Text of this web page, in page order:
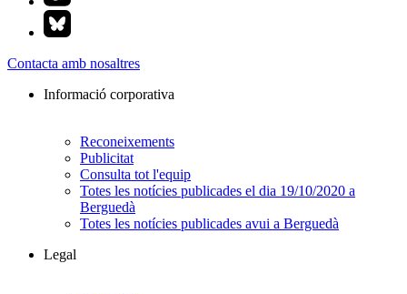
Contacta amb nosaltres
Informació corporativa
Reconeixements
Publicitat
Consulta tot l'equip
Totes les notícies publicades el dia 19/10/2020 a
Berguedà
Totes les notícies publicades avui a Berguedà
Legal